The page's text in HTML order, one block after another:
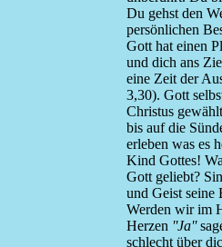
Du gehst den
persönlichen
Gott hat einen
und dich ans
eine Zeit der
3,30). Gott
Christus
bis auf die
erleben was es
Kind Gottes!
Gott geliebt?
und Geist seine
Werden wir im
Herzen ''Ja''
schlecht über